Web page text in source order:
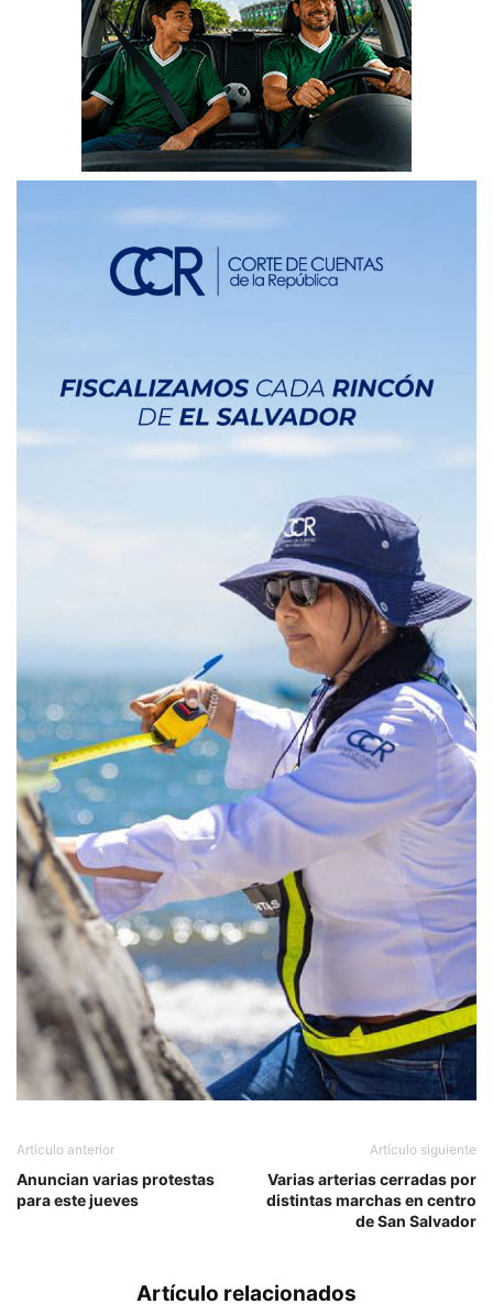
Artículo anterior
Anuncian varias protestas
para este jueves
Artículo siguiente
Varias arterias cerradas por
distintas marchas en centro
de San Salvador
Artículo relacionados